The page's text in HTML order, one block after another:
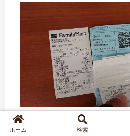
到着 6/12 20:25
ホーム 検索